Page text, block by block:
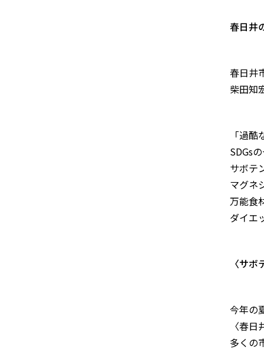
春日井
春日井
柴田知
「過
SDGs
サボテ
マグネ
万能食
ダイエ
〈サ
今年の
〈春
多くの